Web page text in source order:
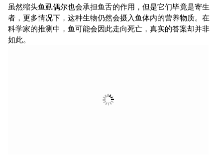
虽然缩头鱼虱偶尔也会承担鱼舌的作用，但是它们毕竟是寄生
者，更多情况下，这种生物仍然会摄入鱼体内的营养物质。在
科学家的推测中，鱼可能会因此走向死亡，真实的答案却并非
如此。